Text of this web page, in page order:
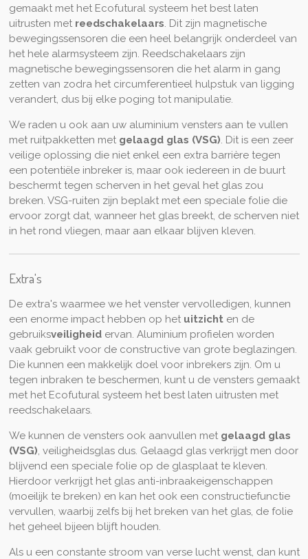
gemaakt met het Ecofutural systeem het best laten
uitrusten met reedschakelaars. Dit zijn magnetische
bewegingssensoren die een heel belangrijk onderdeel van
het hele alarmsysteem zijn. Reedschakelaars zijn
magnetische bewegingssensoren die het alarm in gang
zetten van zodra het circumferentieel hulpstuk van ligging
verandert, dus bij elke poging tot manipulatie.
We raden u ook aan uw aluminium vensters aan te vullen
met ruitpakketten met gelaagd glas (VSG). Dit is een zeer
veilige oplossing die niet enkel een extra barrière tegen
een potentiële inbreker is, maar ook iedereen in de buurt
beschermt tegen scherven in het geval het glas zou
breken. VSG-ruiten zijn beplakt met een speciale folie die
ervoor zorgt dat, wanneer het glas breekt, de scherven niet
in het rond vliegen, maar aan elkaar blijven kleven.
Extra's
De extra's waarmee we het venster vervolledigen, kunnen
een enorme impact hebben op het uitzicht en de
gebruiksveiligheid ervan. Aluminium profielen worden
vaak gebruikt voor de constructive van grote beglazingen.
Die kunnen een makkelijk doel voor inbrekers zijn. Om u
tegen inbraken te beschermen, kunt u de vensters gemaakt
met het Ecofutural systeem het best laten uitrusten met
reedschakelaars.
We kunnen de vensters ook aanvullen met gelaagd glas
(VSG), veiligheidsglas dus. Gelaagd glas verkrijgt men door
blijvend een speciale folie op de glasplaat te kleven.
Hierdoor verkrijgt het glas anti-inbraakeigenschappen
(moeilijk te breken) en kan het ook een constructiefunctie
vervullen, waarbij zelfs bij het breken van het glas, de folie
het geheel bijeen blijft houden.
Als u een constante stroom van verse lucht wenst, dan kunt